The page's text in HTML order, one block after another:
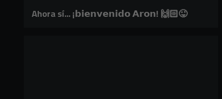
Ahora sí... ¡𝗯𝗶𝗲𝗻𝘃𝗲𝗻𝗶𝗱𝗼 𝗔𝗿𝗼𝗻! 🙌🏻😜